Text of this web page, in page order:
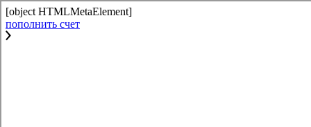
[object HTMLMetaElement]
пополнить счет